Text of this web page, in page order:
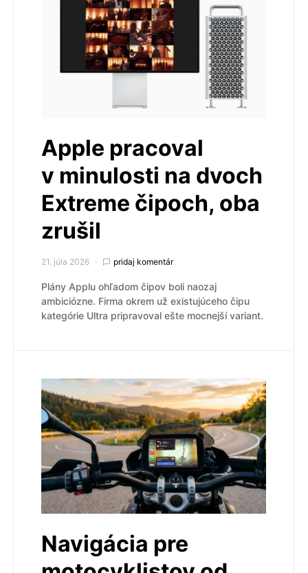
Apple pracoval
v minulosti na dvoch
Extreme čipoch, oba
zrušil
21. júla 2026 pridaj komentár
Plány Applu ohľadom čipov boli naozaj
ambiciózne. Firma okrem už existujúceho čipu
kategórie Ultra pripravoval ešte mocnejší variant.
Navigácia pre